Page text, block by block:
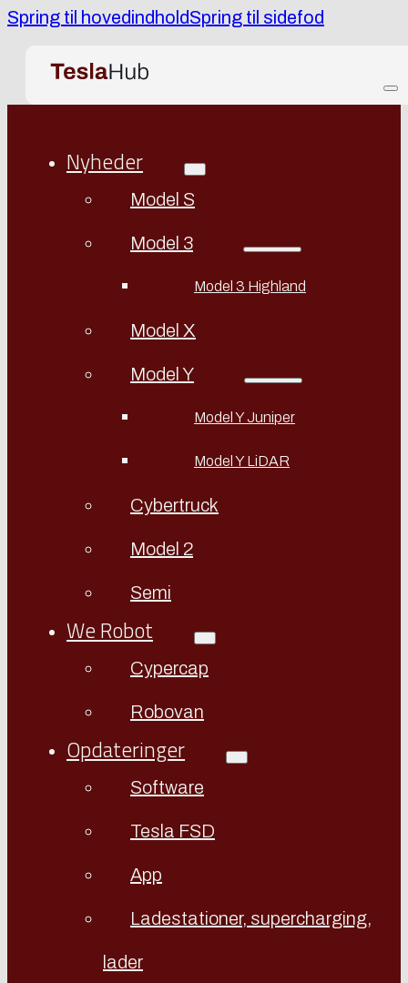
Spring til hovedindholdSpring til sidefod
Nyheder
Model S
Model 3
Model 3 Highland
Model X
Model Y
Model Y Juniper
Model Y LiDAR
Cybertruck
Model 2
Semi
We Robot
Cypercap
Robovan
Opdateringer
Software
Tesla FSD
App
Ladestationer, supercharging,
lader